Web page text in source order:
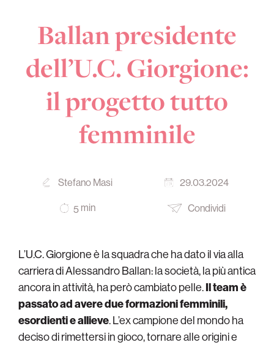
Ballan presidente
dell’U.C. Giorgione:
il progetto tutto
femminile
Stefano Masi 29.03.2024
5 min Condividi
L’U.C. Giorgione è la squadra che ha dato il via alla
carriera di Alessandro Ballan: la società, la più antica
ancora in attività, ha però cambiato pelle.Il team è
passato ad avere due formazioni femminili,
esordienti e allieve. L’ex campione del mondo ha
deciso di rimettersi in gioco, tornare alle origini e